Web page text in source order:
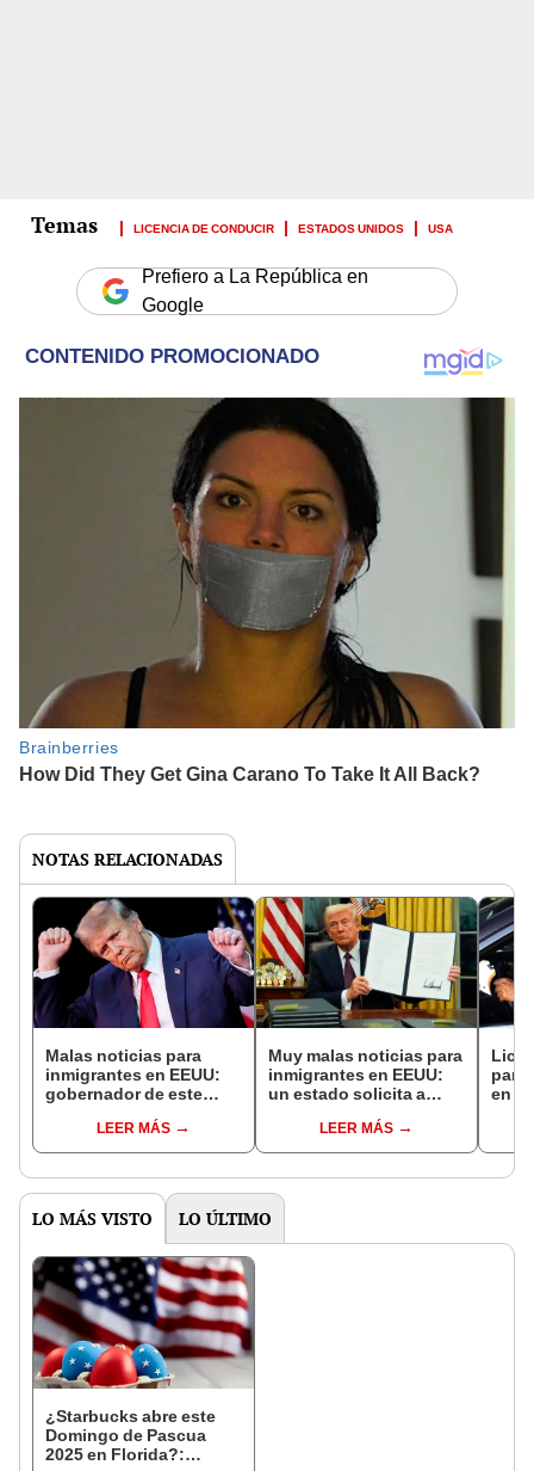
LICENCIA DE CONDUCIR ESTADOS UNIDOS USA
Prefiero a La República en
Google
NOTAS RELACIONADAS
Malas noticias para
inmigrantes en EEUU:
gobernador de este
compromiso con las
políticas de inmigración
LEER MÁS
Muy malas noticias para
inmigrantes en EEUU:
un estado solicita a
órdenes ejecutivas para
deportar
LEER MÁS
para
en
LO MÁS VISTO LO ÚLTIMO
¿Starbucks abre este
Domingo de Pascua
2025 en Florida?: